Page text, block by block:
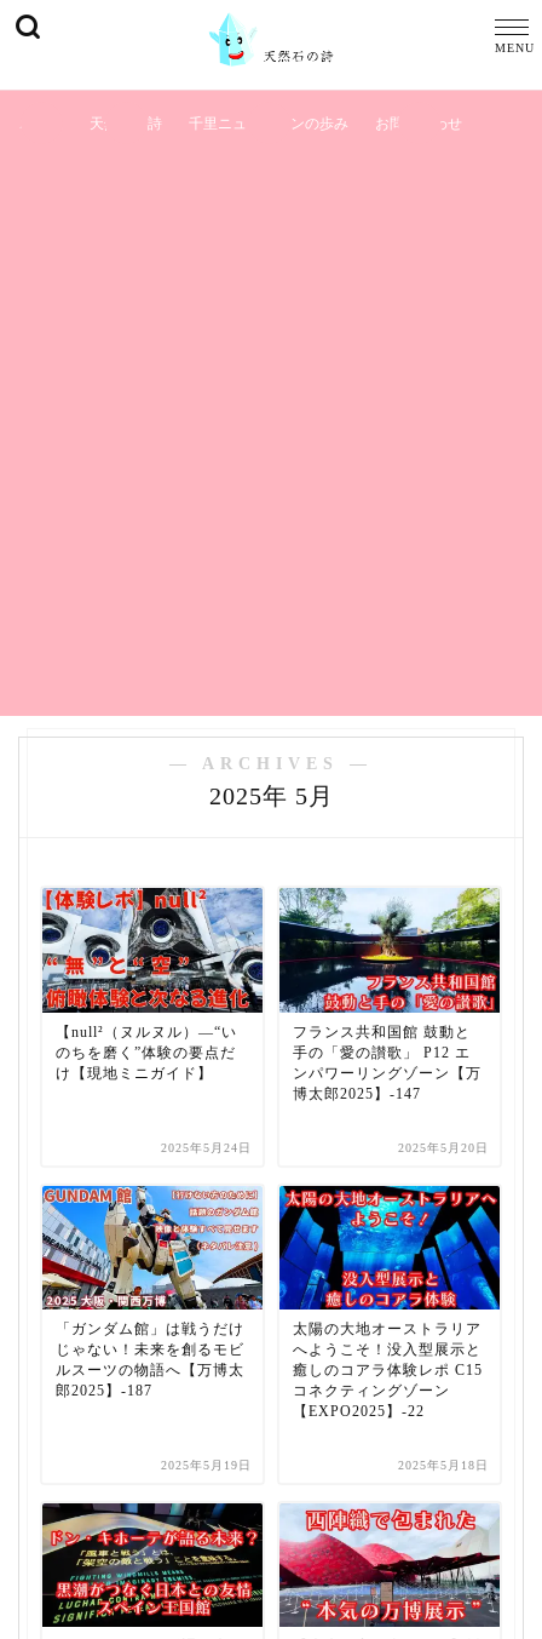
天然石の詩 千里ニュータウンの歩み お問い合わせ
― ARCHIVES ―
2025年 5月
【null²（ヌルヌル）—“い
のちを磨く”体験の要点だ
け【現地ミニガイド】
2025年5月24日
フランス共和国館 鼓動と
手の「愛の讃歌」 P12 エ
ンパワーリングゾーン【万
博太郎2025】-147
2025年5月20日
「ガンダム館」は戦うだけ
じゃない！未来を創るモビ
ルスーツの物語へ【万博太
郎2025】-187
2025年5月19日
太陽の大地オーストラリア
へようこそ！没入型展示と
癒しのコアラ体験レポ C15
コネクティングゾーン
【EXPO2025】-22
2025年5月18日